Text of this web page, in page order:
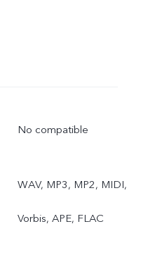
belleza facial en videos,
video de doble vista
No compatible
WAV, MP3, MP2, MIDI,
Vorbis, APE, FLAC